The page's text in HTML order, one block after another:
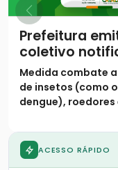
Prefeitura
coletivo
proprietários
limpeza de
de janeiro
Medida combate
de insetos (como
dengue), roedores
ACESSO RÁPIDO